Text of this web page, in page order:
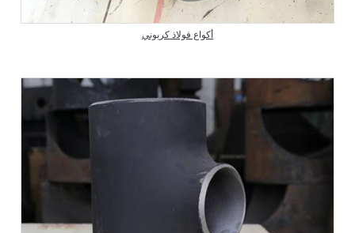
أكواع فولاذ كربوني